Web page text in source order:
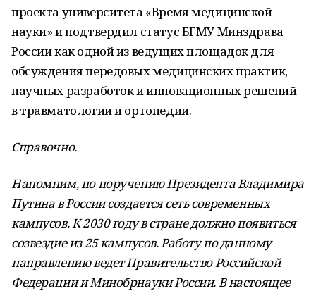
проекта университета «Время медицинской
науки» и подтвердил статус БГМУ Минздрава
России как одной из ведущих площадок для
обсуждения передовых медицинских практик,
научных разработок и инновационных решений
в травматологии и ортопедии.
Справочно.
Напомним, по поручению Президента Владимира
Путина в России создается сеть современных
кампусов. К 2030 году в стране должно появиться
созвездие из 25 кампусов. Работу по данному
направлению ведет Правительство Российской
Федерации и Минобрнауки России. В настоящее